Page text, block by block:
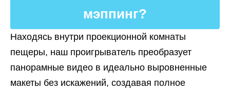
мэппинг?
Находясь внутри проекционной комнаты
пещеры, наш проигрыватель преобразует
панорамные видео в идеально выровненные
макеты без искажений, создавая полное